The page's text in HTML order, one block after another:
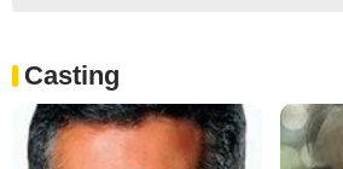
Casting